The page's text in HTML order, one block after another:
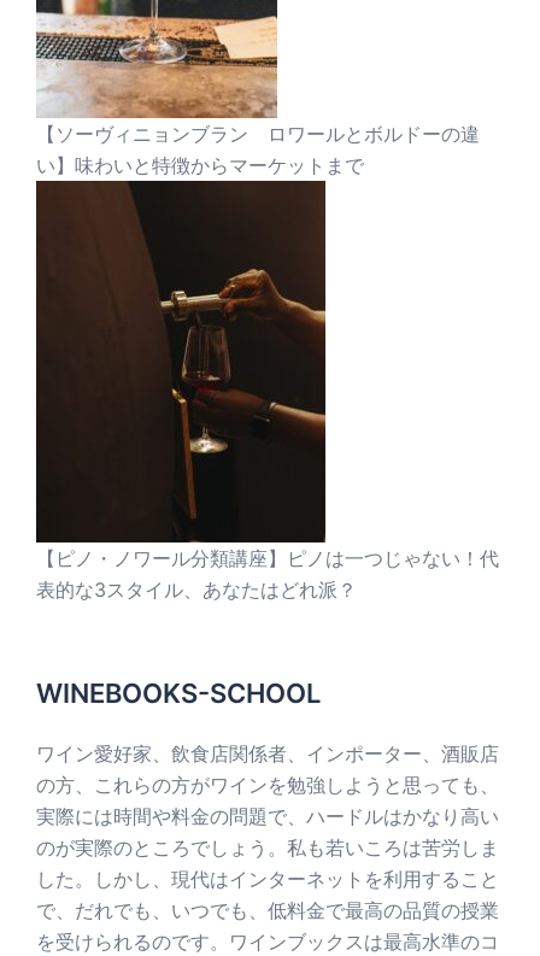
【ソーヴィニョンブラン ロワールとボルドーの違
い】味わいと特徴からマーケットまで
【ピノ・ノワール分類講座】ピノは一つじゃない！代
表的な3スタイル、あなたはどれ派？
WINEBOOKS-SCHOOL
ワイン愛好家、飲食店関係者、インポーター、酒販店
の方、これらの方がワインを勉強しようと思っても、
実際には時間や料金の問題で、ハードルはかなり高い
のが実際のところでしょう。私も若いころは苦労しま
した。しかし、現代はインターネットを利用すること
で、だれでも、いつでも、低料金で最高の品質の授業
を受けられるのです。ワインブックスは最高水準のコ